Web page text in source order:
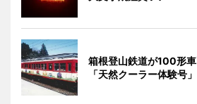
箱根登山鉄道が100形
「天然クーラー体験